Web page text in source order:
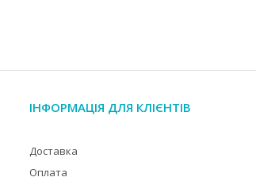
ІНФОРМАЦІЯ ДЛЯ КЛІЄНТІВ
Доставка
Оплата